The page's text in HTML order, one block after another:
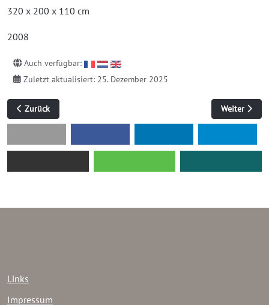
320 x 200 x 110 cm
2008
Auch verfügbar:
Zuletzt aktualisiert: 25. Dezember 2025
Vorheriger Beitrag: BOX 05-08
Zurück Nächster
Weiter
Links
Impressum